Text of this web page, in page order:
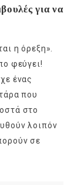
για να
η όρεξη».
φεύγει!
ένας
που
στο
λοιπόν
σε